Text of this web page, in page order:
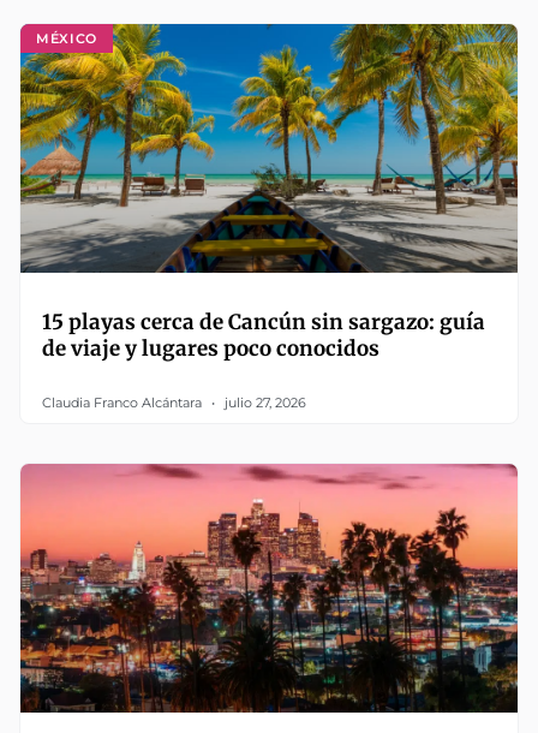
MÉXICO
15 playas cerca de Cancún sin sargazo: guía
de viaje y lugares poco conocidos
Claudia Franco Alcántara julio 27, 2026